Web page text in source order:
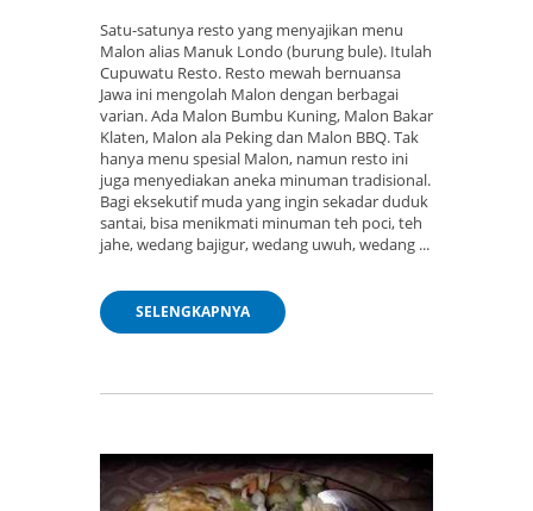
Satu-satunya resto yang menyajikan menu
Malon alias Manuk Londo (burung bule). Itulah
Cupuwatu Resto. Resto mewah bernuansa
Jawa ini mengolah Malon dengan berbagai
varian. Ada Malon Bumbu Kuning, Malon Bakar
Klaten, Malon ala Peking dan Malon BBQ. Tak
hanya menu spesial Malon, namun resto ini
juga menyediakan aneka minuman tradisional.
Bagi eksekutif muda yang ingin sekadar duduk
santai, bisa menikmati minuman teh poci, teh
jahe, wedang bajigur, wedang uwuh, wedang ...
SELENGKAPNYA